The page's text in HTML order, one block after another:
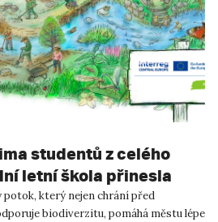
studentů z celého
letní škola přinesla
Labem!
potok, který nejen chrání před
biodiverzitu, pomáhá městu lépe